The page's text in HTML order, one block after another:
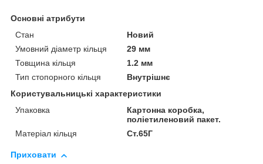
Основні атрибути
Стан
Новий
Умовний діаметр кільця
29 мм
Товщина кільця
1.2 мм
Тип стопорного кільця
Внутрішнє
Користувальницькі характеристики
Упаковка
Картонна коробка,
поліетиленовий пакет.
Матеріал кільця
Ст.65Г
Приховати